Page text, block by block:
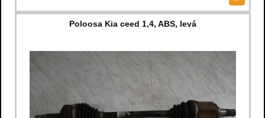
Poloosa Kia ceed 1,4, ABS, levá